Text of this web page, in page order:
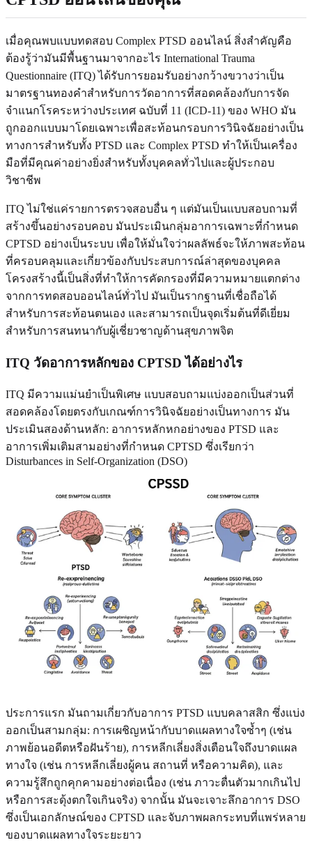
เมื่อคุณพบแบบทดสอบ Complex PTSD ออนไลน์ สิ่งสำคัญคือ
ต้องรู้ว่ามันมีพื้นฐานมาจากอะไร International Trauma
Questionnaire (ITQ) ได้รับการยอมรับอย่างกว้างขวางว่าเป็น
มาตรฐานทองคำสำหรับการวัดอาการที่สอดคล้องกับการจัด
จำแนกโรคระหว่างประเทศ ฉบับที่ 11 (ICD-11) ของ WHO มัน
ถูกออกแบบมาโดยเฉพาะเพื่อสะท้อนกรอบการวินิจฉัยอย่างเป็น
ทางการสำหรับทั้ง PTSD และ Complex PTSD ทำให้เป็นเครื่อง
มือที่มีคุณค่าอย่างยิ่งสำหรับทั้งบุคคลทั่วไปและผู้ประกอบ
วิชาชีพ
ITQ ไม่ใช่แค่รายการตรวจสอบอื่น ๆ แต่มันเป็นแบบสอบถามที่
สร้างขึ้นอย่างรอบคอบ มันประเมินกลุ่มอาการเฉพาะที่กำหนด
CPTSD อย่างเป็นระบบ เพื่อให้มั่นใจว่าผลลัพธ์จะให้ภาพสะท้อน
ที่ครอบคลุมและเกี่ยวข้องกับประสบการณ์ล่าสุดของบุคคล
โครงสร้างนี้เป็นสิ่งที่ทำให้การคัดกรองที่มีความหมายแตกต่าง
จากการทดสอบออนไลน์ทั่วไป มันเป็นรากฐานที่เชื่อถือได้
สำหรับการสะท้อนตนเอง และสามารถเป็นจุดเริ่มต้นที่ดีเยี่ยม
สำหรับการสนทนากับผู้เชี่ยวชาญด้านสุขภาพจิต
ITQ วัดอาการหลักของ CPTSD ได้อย่างไร
ITQ มีความแม่นยำเป็นพิเศษ แบบสอบถามแบ่งออกเป็นส่วนที่
สอดคล้องโดยตรงกับเกณฑ์การวินิจฉัยอย่างเป็นทางการ มัน
ประเมินสองด้านหลัก: อาการหลักหกอย่างของ PTSD และ
อาการเพิ่มเติมสามอย่างที่กำหนด CPTSD ซึ่งเรียกว่า
Disturbances in Self-Organization (DSO)
ประการแรก มันถามเกี่ยวกับอาการ PTSD แบบคลาสสิก ซึ่งแบ่ง
ออกเป็นสามกลุ่ม: การเผชิญหน้ากับบาดแผลทางใจซ้ำๆ (เช่น
ภาพย้อนอดีตหรือฝันร้าย), การหลีกเลี่ยงสิ่งเตือนใจถึงบาดแผล
ทางใจ (เช่น การหลีกเลี่ยงผู้คน สถานที่ หรือความคิด), และ
ความรู้สึกถูกคุกคามอย่างต่อเนื่อง (เช่น ภาวะตื่นตัวมากเกินไป
หรือการสะดุ้งตกใจเกินจริง) จากนั้น มันจะเจาะลึกอาการ DSO
ซึ่งเป็นเอกลักษณ์ของ CPTSD และจับภาพผลกระทบที่แพร่หลาย
ของบาดแผลทางใจระยะยาว